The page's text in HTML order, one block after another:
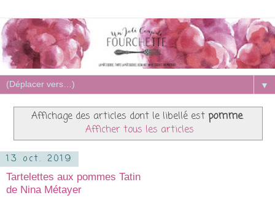
▼
Affichage des articles dont le libellé est pomme.
Afficher tous les articles
13 oct. 2019
Tartelettes aux pommes Tatin
de Nina Métayer